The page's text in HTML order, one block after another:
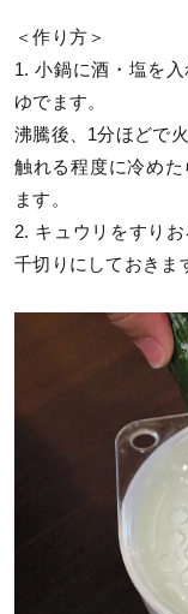
＜作り方＞
1. 小鍋に酒・塩を
ゆでます。
沸騰後、1分ほどで
触れる程度に冷め
ます。
2. キュウリをすり
千切りにしておきま